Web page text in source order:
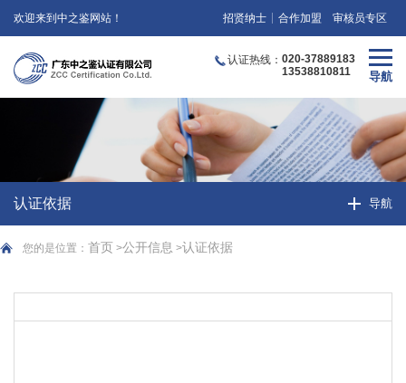
欢迎来到中之鉴网站！ 招贤纳士 合作加盟 审核员专区
认证热线： 020-37889183
13538810811
认证依据
您的是位置： 首页 >公开信息 >认证依据